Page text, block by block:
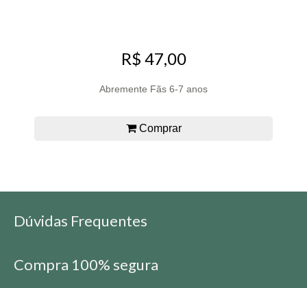
R$ 47,00
Abremente Fãs 6-7 anos
Comprar
Dúvidas Frequentes
Compra 100% segura